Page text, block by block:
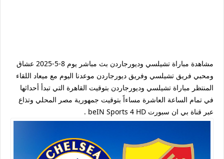
مشاهدة مباراة تشيلسي وديورجاردن بث مباشر يوم 8-5-2025 عشاق
ومحبي فريق تشيلسي وفريق ديورجاردن موعدنا اليوم مع ميعاد اللقاء
المنتظر مباراة تشيلسي وديورجاردن بتوقيت القاهرة التي تبدأ أحداثها
في تمام الساعة العاشرة مساءاً بتوقيت جمهورية مصر المحلي وتذاع
عبر قناة بي ان سبورت beIN Sports 4 HD .